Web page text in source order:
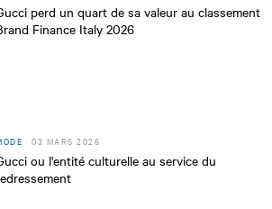
perd un quart de sa valeur au classement
Finance Italy 2026
03 MARS 2026
ou l'entité culturelle au service du